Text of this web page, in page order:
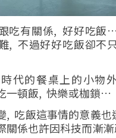
吃有關係, 好好吃飯
, 不過好好吃飯卻不
代的餐桌上的小物
一頓飯, 快樂或枷鎖…
, 吃飯這事情的意義
關係也許因科技而漸